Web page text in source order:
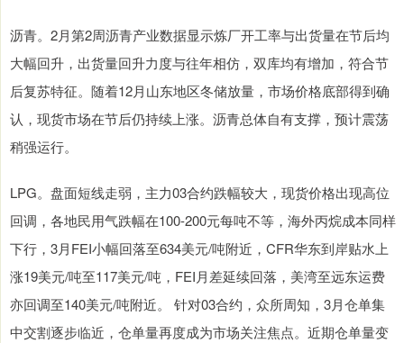
沥青。2月第2周沥青产业数据显示炼厂开工率与出货量在节后均
大幅回升，出货量回升力度与往年相仿，双库均有增加，符合节
后复苏特征。随着12月山东地区冬储放量，市场价格底部得到确
认，现货市场在节后仍持续上涨。沥青总体自有支撑，预计震荡
稍强运行。
LPG。盘面短线走弱，主力03合约跌幅较大，现货价格出现高位
回调，各地民用气跌幅在100-200元每吨不等，海外丙烷成本同样
下行，3月FEI小幅回落至634美元/吨附近，CFR华东到岸贴水上
涨19美元/吨至117美元/吨，FEI月差延续回落，美湾至远东运费
亦回调至140美元/吨附近。 针对03合约，众所周知，3月仓单集
中交割逐步临近，仓单量再度成为市场关注焦点。近期仓单量变